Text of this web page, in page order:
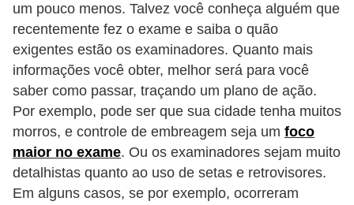
um pouco menos. Talvez você conheça alguém que
recentemente fez o exame e saiba o quão
exigentes estão os examinadores. Quanto mais
informações você obter, melhor será para você
saber como passar, traçando um plano de ação.
Por exemplo, pode ser que sua cidade tenha muitos
morros, e controle de embreagem seja um foco
maior no exame. Ou os examinadores sejam muito
detalhistas quanto ao uso de setas e retrovisores.
Em alguns casos, se por exemplo, ocorreram